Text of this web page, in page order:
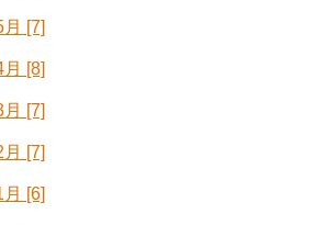
[7]
[8]
[7]
[7]
[6]